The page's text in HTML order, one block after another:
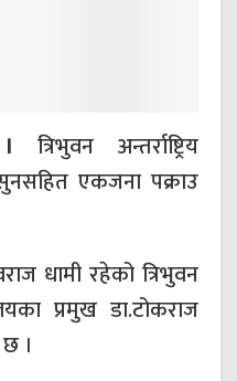
त्रिभुवन अन्तर्राष्ट्रिय
एकजना पक्राउ
धामी रहेको त्रिभुवन
प्रमुख डा.टोकराज
।